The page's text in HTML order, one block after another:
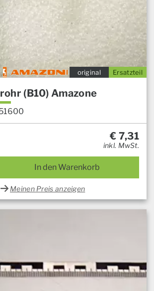
Ersatzteil
original
(B10) Amazone
€ 7,31
inkl. MwSt.
In den Warenkorb
Meinen Preis anzeigen